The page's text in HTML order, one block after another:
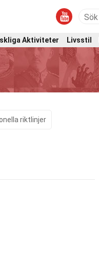
Aktiviteter Livsstil
riktlinjer